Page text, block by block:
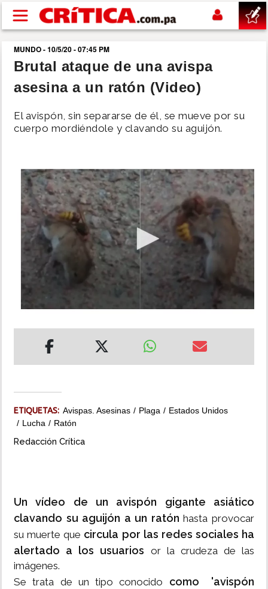
Pasar al contenido principal
buscar
SUCESOS
NACIONAL
SHOW
DEPORTES
MUNDO
INSÓLITAS
MUNDO - 10/5/20 - 07:45 PM
Brutal ataque de una avispa
asesina a un ratón (Video)
El avispón, sin separarse de él, se mueve por su
cuerpo mordiéndole y clavando su aguijón.
ETIQUETAS: Avispas. Asesinas Plaga
Estados Unidos
Lucha
Ratón
Redacción Crítica
Un vídeo de un avispón gigante asiático
clavando su aguijón a un ratón hasta provocar
su muerte que circula por las redes sociales ha
alertado a los usuarios or la crudeza de las
imágenes.
Se trata de un tipo conocido como 'avispón